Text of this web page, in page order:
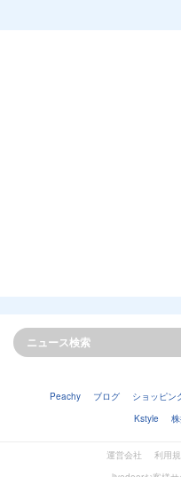
Peachy ブログ ショッピン
Kstyle
運営会社 利用